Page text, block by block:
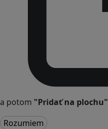
a potom "Pridať na plochu"
Rozumiem